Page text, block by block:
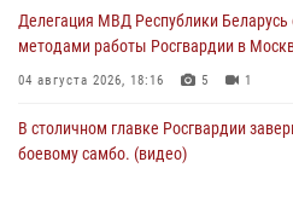
Делегация МВД Республики
методами работы Росгвардии в
04 августа 2026, 18:16 5 1
В столичном главке Росгвардии
боевому самбо. (видео)